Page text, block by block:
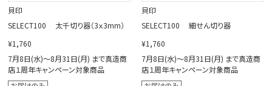
貝印
SELECT100 太千切り器（3ｘ3mm）
¥1,760
7月8日(水)～8月31日(月) まで真造商
店１周年キャンペーン対象商品
貝印
SELECT100 細せん切り器
¥1,760
7月8日(水)～8月31日(月) まで真造商
店１周年キャンペーン対象商品